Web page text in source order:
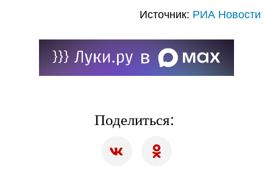
Источник: РИА Новости
Поделиться: